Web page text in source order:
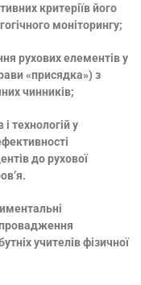
критеріїв його
моніторингу;
рухових елементів у
«присядка») з
чинників;
технологій у
до рухової
учителів фізичної